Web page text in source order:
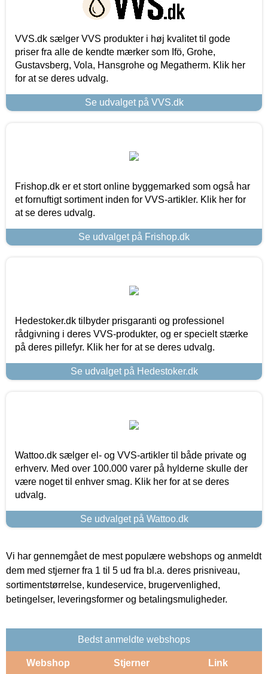
VVS.dk sælger VVS produkter i høj kvalitet til gode
priser fra alle de kendte mærker som Ifö, Grohe,
Gustavsberg, Vola, Hansgrohe og Megatherm. Klik her
for at se deres udvalg.
Se udvalget på VVS.dk
Frishop.dk er et stort online byggemarked som også har
et fornuftigt sortiment inden for VVS-artikler. Klik her for
at se deres udvalg.
Se udvalget på Frishop.dk
Hedestoker.dk tilbyder prisgaranti og professionel
rådgivning i deres VVS-produkter, og er specielt stærke
på deres pillefyr. Klik her for at se deres udvalg.
Se udvalget på Hedestoker.dk
Wattoo.dk sælger el- og VVS-artikler til både private og
erhverv. Med over 100.000 varer på hylderne skulle der
være noget til enhver smag. Klik her for at se deres
udvalg.
Se udvalget på Wattoo.dk
Vi har gennemgået de mest populære webshops og anmeldt
dem med stjerner fra 1 til 5 ud fra bl.a. deres prisniveau,
sortimentstørrelse, kundeservice, brugervenlighed,
betingelser, leveringsformer og betalingsmuligheder.
Bedst anmeldte webshops
Webshop Stjerner Link